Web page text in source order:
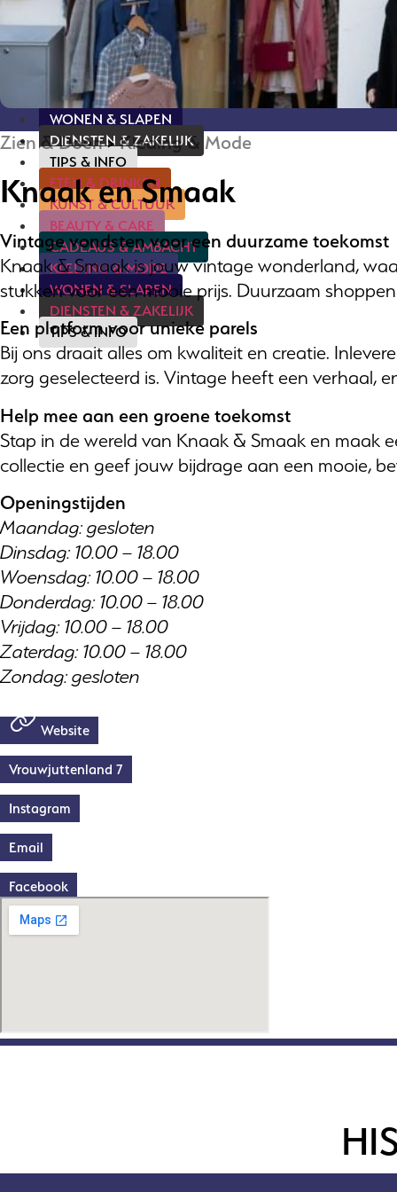
ETEN & DRINKEN
KUNST & CULTUUR
BEAUTY & CARE
CADEAUS & AMBACHT
KLEDING & MODE
WONEN & SLAPEN
DIENSTEN & ZAKELIJK
TIPS & INFO
ETEN & DRINKEN
KUNST & CULTUUR
BEAUTY & CARE
CADEAUS & AMBACHT
KLEDING & MODE
WONEN & SLAPEN
DIENSTEN & ZAKELIJK
TIPS & INFO
Zien & Doen>Kleding & Mode
Knaak en Smaak
Vintage vondsten voor een duurzame toekomst
Knaak & Smaak is jouw vintage wonderland,
stukken voor een mooie prijs. Duurzaam
Een platform voor unieke parels
Bij ons draait alles om kwaliteit en creatie.
zorg geselecteerd is. Vintage heeft een verhaal,
Help mee aan een groene toekomst
Stap in de wereld van Knaak & Smaak en maak
collectie en geef jouw bijdrage aan een mooie,
Openingstijden
Maandag: gesloten
Dinsdag: 10.00 – 18.00
Woensdag: 10.00 – 18.00
Donderdag: 10.00 – 18.00
Vrijdag: 10.00 – 18.00
Zaterdag: 10.00 – 18.00
Zondag: gesloten
Website
Vrouwjuttenland 7
Instagram
Email
Facebook